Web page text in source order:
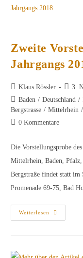
Zweite
Jahrgangs
Beitrags-
Autor:
Klaus Rössler
3.
Beitrags-
Kategorie:
Baden / Deutschland /
Bergstrasse / Mittelrhein /
Beitrags-
0 Kommentare
Die Vorstellungsprobe
Mittelrhein, Baden, Pfalz,
Bergstraße findet statt
Promenade 69-75, Bad
Weiterlesen
Zweite